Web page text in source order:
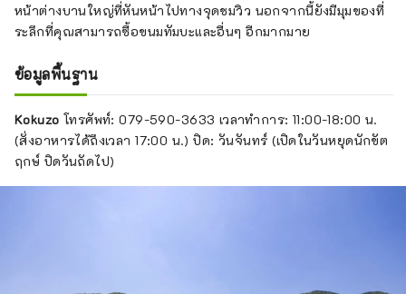
หน้าต่างบานใหญ่ที่หันหน้าไปทางจุดชมวิว นอกจากนี้ยังมีมุมของที่
ระลึกที่คุณสามารถซื้อขนมทัมบะและอื่นๆ อีกมากมาย
ข้อมูลพื้นฐาน
Kokuzo โทรศัพท์: 079-590-3633 เวลาทำการ: 11:00-18:00 น.
(สั่งอาหารได้ถึงเวลา 17:00 น.) ปิด: วันจันทร์ (เปิดในวันหยุดนักขัต
ฤกษ์ ปิดวันถัดไป)